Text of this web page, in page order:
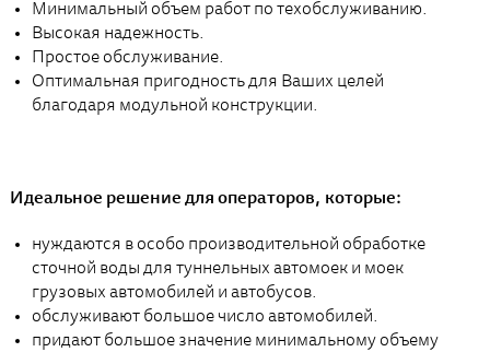
Минимальный объем работ по техобслуживанию.
Высокая надежность.
Простое обслуживание.
Оптимальная пригодность для Ваших целей
благодаря модульной конструкции.
Идеальное решение для операторов, которые:
нуждаются в особо производительной обработке
сточной воды для туннельных автомоек и моек
грузовых автомобилей и автобусов.
обслуживают большое число автомобилей.
придают большое значение минимальному объему